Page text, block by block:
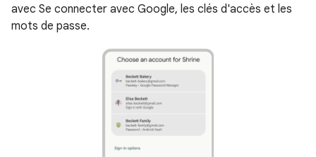
avec Se connecter avec Google, les clés d'accès et les
mots de passe.